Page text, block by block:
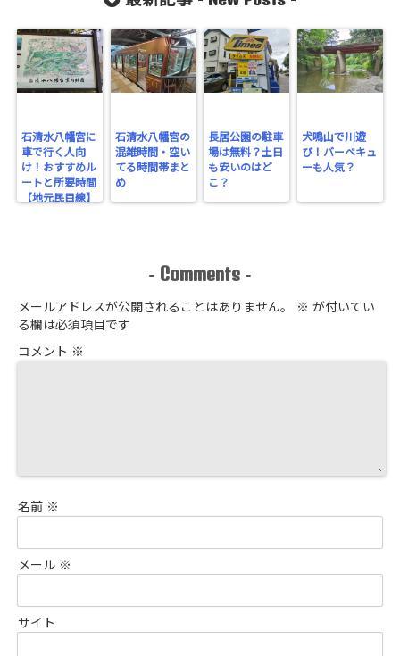
石清水八幡宮に
車で行く人向
け！おすすめル
ートと所要時間
【地元民目線】
石清水八幡宮の
混雑時間・空い
てる時間帯まと
め
長居公園の駐車
場は無料？土日
も安いのはど
こ？
犬鳴山で川遊
び！バーベキュ
ーも人気？
- Comments -
メールアドレスが公開されることはありません。 ※ が付いてい
る欄は必須項目です
コメント ※
名前 ※
メール ※
サイト